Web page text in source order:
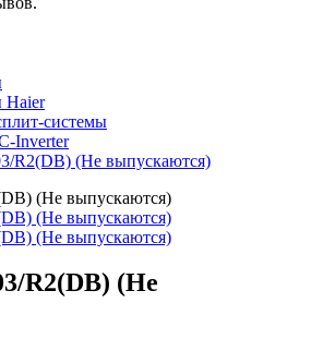
Haier
системы
Inverter
R2(DB) (Не выпускаются)
R2(DB) (Не